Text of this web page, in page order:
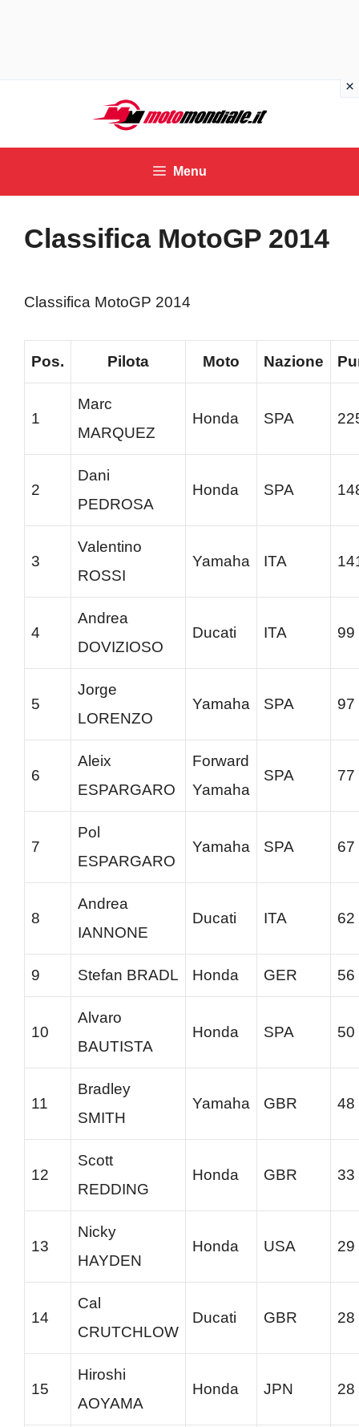
contenuto
Menu
Classifica MotoGP 2014
Classifica MotoGP 2014
Pos. Pilota Moto Nazione
1
Marc
MARQUEZ
Honda SPA
2
Dani
PEDROSA
Honda SPA
3
Valentino
ROSSI
Yamaha ITA
4
Andrea
DOVIZIOSO
Ducati ITA 99
5
Jorge
LORENZO
Yamaha SPA 97
6
Aleix
ESPARGARO
Forward
Yamaha
SPA 77
7
Pol
ESPARGARO
Yamaha SPA 67
8
Andrea
IANNONE
Ducati ITA 62
9 Stefan BRADL Honda GER 56
10
Alvaro
BAUTISTA
Honda SPA 50
11
Bradley
SMITH
Yamaha GBR 48
12
Scott
REDDING
Honda GBR 33
13
Nicky
HAYDEN
Honda USA 29
14
Cal
CRUTCHLOW
Ducati GBR 28
15
Hiroshi
AOYAMA
Honda JPN 28